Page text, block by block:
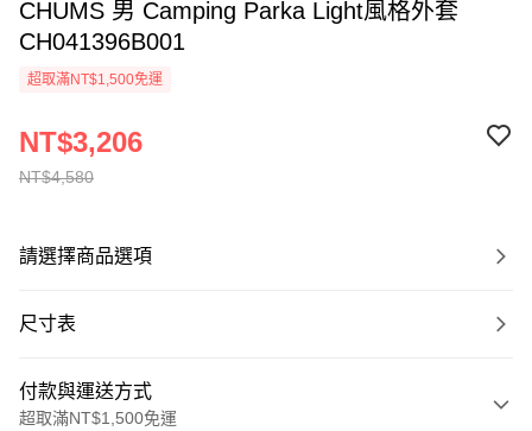
CHUMS 男 Camping Parka Light風格外套
CH041396B001
超取滿NT$1,500免運
NT$4,580
NT$3,206
請選擇商品選項
尺寸表
付款與運送方式
超取滿NT$1,500免運